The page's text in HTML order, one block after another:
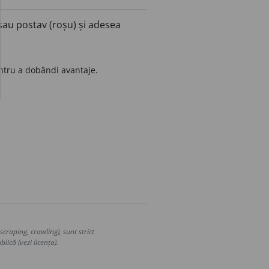
postav (roșu) și adesea
a dobândi avantaje.
crawling), sunt strict
(vezi licența).